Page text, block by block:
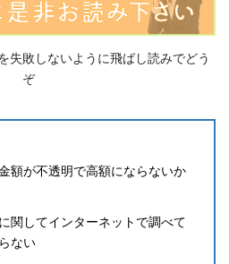
敗しないように飛ばし読みでどう
ぞ
額が不透明で高額にならないか
関してインターネットで調べて
ない